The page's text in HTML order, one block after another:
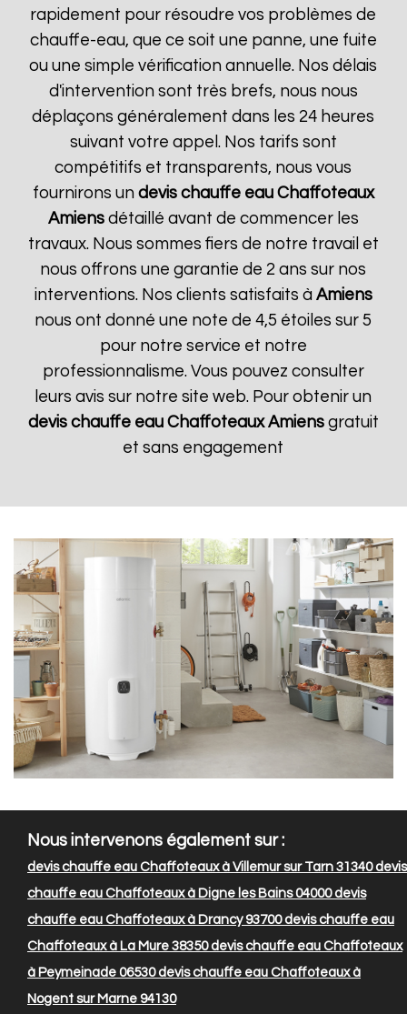
rapidement pour résoudre vos problèmes de
chauffe-eau, que ce soit une panne, une fuite
ou une simple vérification annuelle. Nos délais
d'intervention sont très brefs, nous nous
déplaçons généralement dans les 24 heures
suivant votre appel. Nos tarifs sont
compétitifs et transparents, nous vous
fournirons un devis chauffe eau Chaffoteaux
Amiensdétaillé avant de commencer les
travaux. Nous sommes fiers de notre travail et
nous offrons une garantie de 2 ans sur nos
interventions. Nos clients satisfaits à Amiens
nous ont donné une note de 4,5 étoiles sur 5
pour notre service et notre
professionnalisme. Vous pouvez consulter
leurs avis sur notre site web. Pour obtenir un
devis chauffe eau Chaffoteaux Amiensgratuit
et sans engagement
Nous intervenons également sur :
devis chauffe eau Chaffoteaux à Villemur sur Tarn 31340devis
chauffe eau Chaffoteaux à Digne les Bains 04000devis
chauffe eau Chaffoteaux à Drancy 93700devis chauffe eau
Chaffoteaux à La Mure 38350devis chauffe eau Chaffoteaux
à Peymeinade 06530devis chauffe eau Chaffoteaux à
Nogent sur Marne 94130